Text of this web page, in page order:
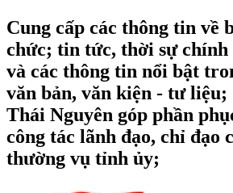
Cung cấp các thông tin về
chức; tin tức, thời sự
và các thông tin nổi bật
văn bản, văn kiện - tư liệu;
Thái Nguyên góp phần
công tác lãnh đạo, chỉ đạo
thường vụ tỉnh ủy;